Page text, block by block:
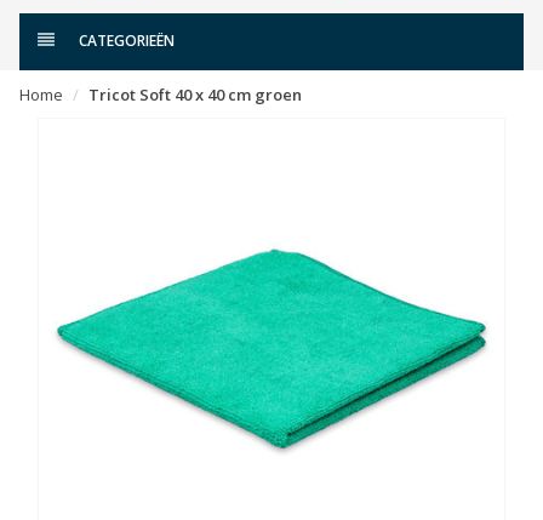
CATEGORIEËN
Home Tricot Soft 40 x 40 cm groen